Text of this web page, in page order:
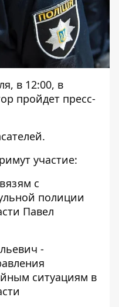
в 12:00, в
пройдет пресс-
участие:
с
полиции
Павел
-
ситуациям в